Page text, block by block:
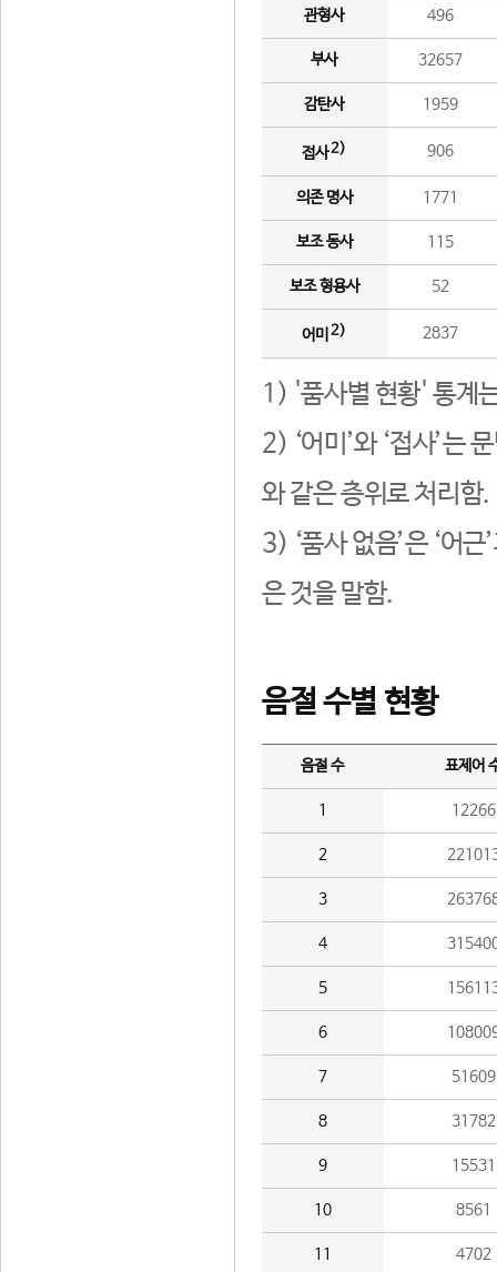
관형사 496
부사 32657
감탄사 1959
접사2) 906
의존 명사 1771
보조 동사 115
보조 형용사 52
어미 2) 2837
1) '품사별 현황' 통계
2) ‘어미’와 ‘접사’는
와 같은 층위로 처리함.
3) ‘품사 없음’은 ‘어
은 것을 말함.
음절 수별 현황
음절 수 표제어
1 12266
2
3
4
5
6
7 51609
8 31782
9 15531
10 8561
11 4702